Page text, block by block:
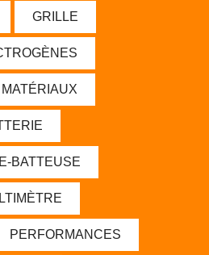
GRILLE
MATÉRIAUX
BATTEUSE
PERFORMANCES